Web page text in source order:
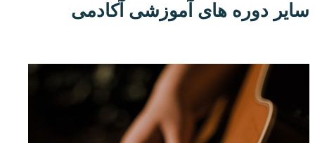
سایر دوره های آموزشی آکادمی